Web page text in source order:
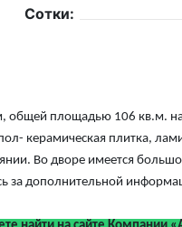
Сотки:
общей площадью 106 кв.м.
керамическая плитка,
Во дворе имеется
за дополнительной